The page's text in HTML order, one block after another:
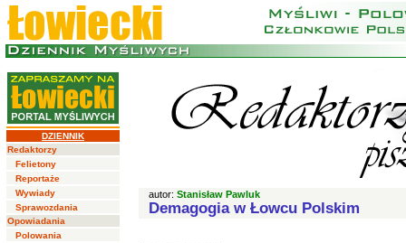
DZIENNIK
Redaktorzy
Felietony
Reportaże
Wywiady
Sprawozdania
Opowiadania
Polowania
autor: Stanisław Pawluk
Demagogia w Łowcu Polskim